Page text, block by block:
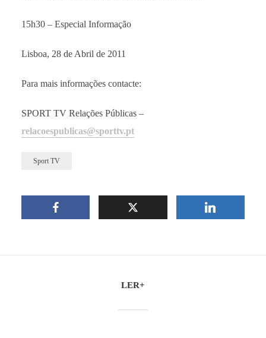
15h30 – Especial Informação
Lisboa, 28 de Abril de 2011
Para mais informações contacte:
SPORT TV Relações Públicas –
relacoespublicas@sporttv.pt
Sport TV
LER+